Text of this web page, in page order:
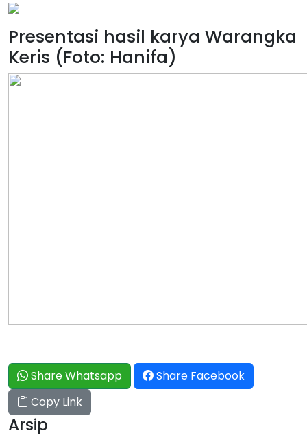
Presentasi hasil karya Warangka
Keris (Foto: Hanifa)
Share Whatsapp
Share Facebook
Copy Link
Arsip